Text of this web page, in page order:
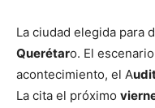
La ciudad elegida para
Querétaro. El
acontecimiento, el A
La cita el próximo